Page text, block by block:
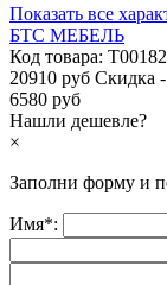
Показать все
БТС МЕБЕЛЬ
Код товара:
20910 руб Скидка
6580 руб
Нашли дешевле?
×
Заполни форму и
Имя*: